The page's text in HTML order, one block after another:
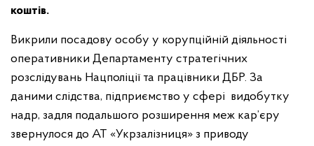
коштів.
Викрили посадову особу у корупційній діяльності
оперативники Департаменту стратегічних
розслідувань Нацполіції та працівники ДБР. За
даними слідства, підприємство у сфері видобутку
надр, задля подальшого розширення меж кар’єру
звернулося до АТ «Укрзалізниця» з приводу